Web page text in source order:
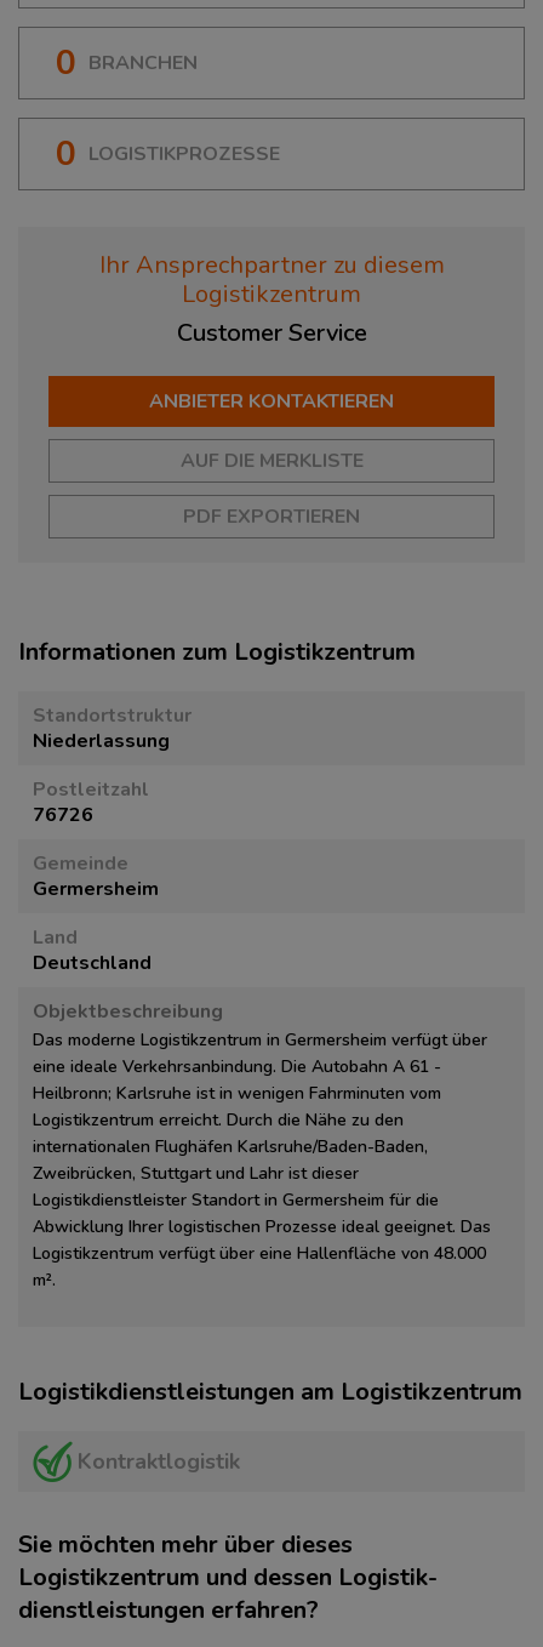
0 BRANCHEN
0 LOGISTIKPROZESSE
Ihr Ansprechpartner zu diesem
Logistikzentrum
Customer Service
ANBIETER KONTAKTIEREN
AUF DIE MERKLISTE
PDF EXPORTIEREN
Informationen zum Logistikzentrum
Standortstruktur
Niederlassung
Postleitzahl
76726
Gemeinde
Germersheim
Land
Deutschland
Objektbeschreibung
Das moderne Logistikzentrum in Germersheim verfügt über
eine ideale Verkehrsanbindung. Die Autobahn A 61 -
Heilbronn; Karlsruhe ist in wenigen Fahrminuten vom
Logistikzentrum erreicht. Durch die Nähe zu den
internationalen Flughäfen Karlsruhe/Baden-Baden,
Zweibrücken, Stuttgart und Lahr ist dieser
Logistikdienstleister Standort in Germersheim für die
Abwicklung Ihrer logistischen Prozesse ideal geeignet. Das
Logistikzentrum verfügt über eine Hallenfläche von 48.000
m².
Logistikdienstleistungen am Logistikzentrum
Kontraktlogistik
Sie möchten mehr über dieses
Logistikzentrum und dessen Logistik­
dienstleistungen erfahren?